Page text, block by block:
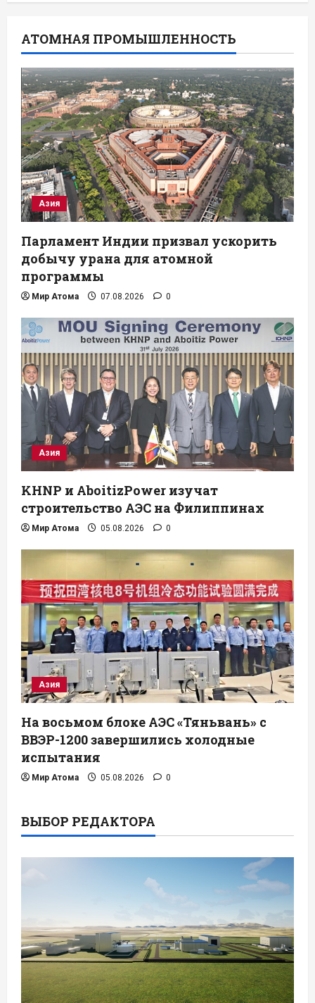
АТОМНАЯ ПРОМЫШЛЕННОСТЬ
Азия
Парламент Индии призвал ускорить
добычу урана для атомной
программы
Мир Атома 07.08.2026 0
Азия
KHNP и AboitizPower изучат
строительство АЭС на Филиппинах
Мир Атома 05.08.2026 0
Азия
На восьмом блоке АЭС «Тяньвань» с
ВВЭР-1200 завершились холодные
испытания
Мир Атома 05.08.2026 0
ВЫБОР РЕДАКТОРА